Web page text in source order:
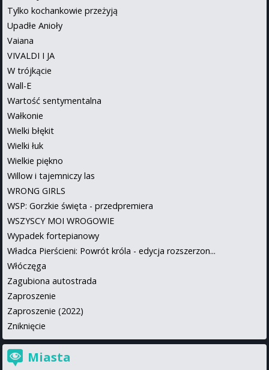
Tylko kochankowie przeżyją
Upadłe Anioły
Vaiana
VIVALDI I JA
W trójkącie
Wall-E
Wartość sentymentalna
Wałkonie
Wielki błękit
Wielki łuk
Wielkie piękno
Willow i tajemniczy las
WRONG GIRLS
WSP: Gorzkie święta - przedpremiera
WSZYSCY MOI WROGOWIE
Wypadek fortepianowy
Władca Pierścieni: Powrót króla - edycja rozszerzon...
Włóczęga
Zagubiona autostrada
Zaproszenie
Zaproszenie (2022)
Zniknięcie
Miasta